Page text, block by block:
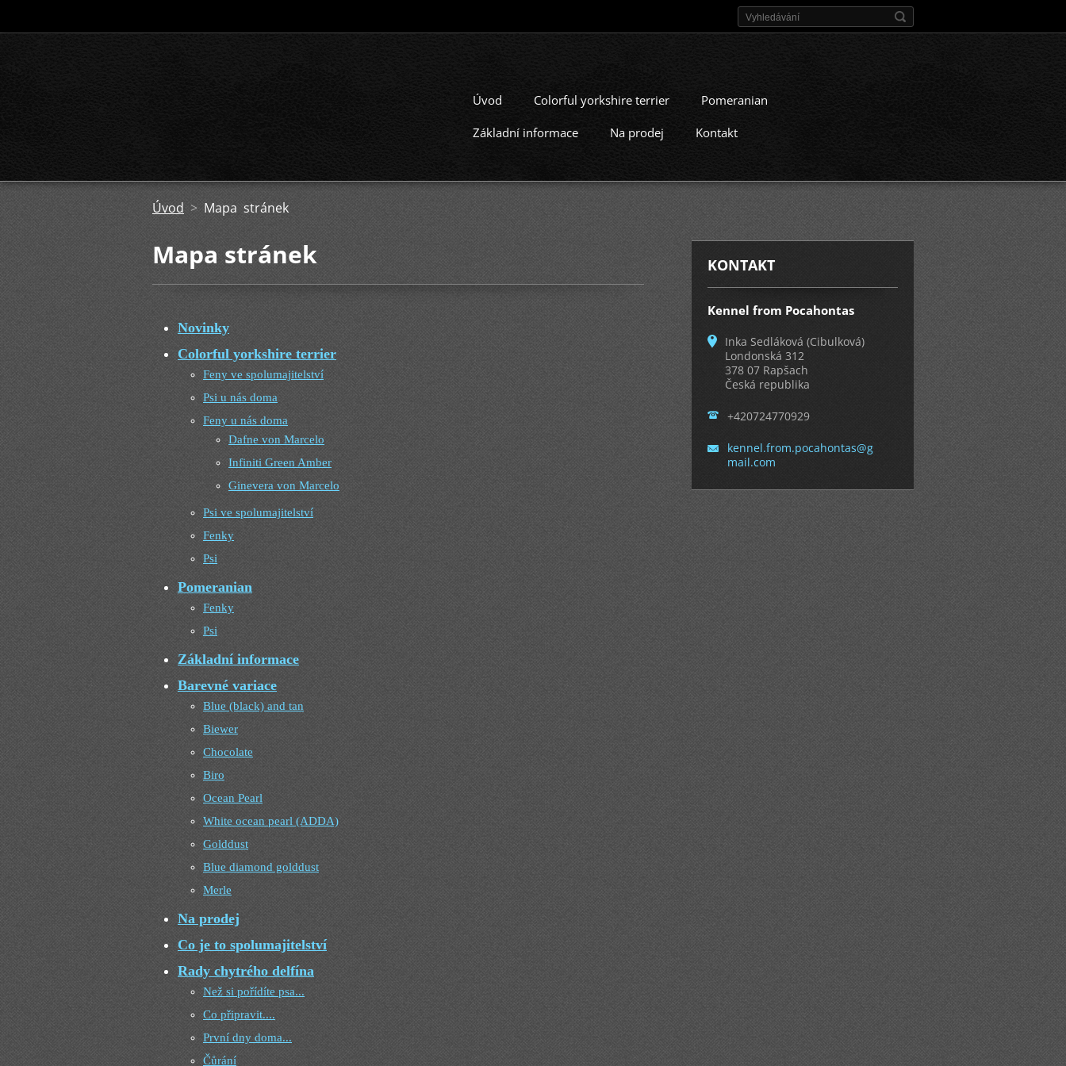
Úvod Colorful yorkshire terrier Pomeranian
Základní informace Na prodej Kontakt
Úvod > Mapa stránek
Mapa stránek
Novinky
Colorful yorkshire terrier
Feny ve spolumajitelství
Psi u nás doma
Feny u nás doma
Dafne von Marcelo
Infiniti Green Amber
Ginevera von Marcelo
Psi ve spolumajitelství
Fenky
Psi
Pomeranian
Fenky
Psi
Základní informace
Barevné variace
Blue (black) and tan
Biewer
Chocolate
Biro
Ocean Pearl
White ocean pearl (ADDA)
Golddust
Blue diamond golddust
Merle
Na prodej
Co je to spolumajitelství
Rady chytrého delfína
Než si pořídíte psa...
Co připravit....
První dny doma...
Čůrání
KONTAKT
Kennel from Pocahontas
Inka Sedláková (Cibulková)
Londonská 312
378 07 Rapšach
Česká republika
+420724770929
kennel.from.pocahontas@g
mail.com